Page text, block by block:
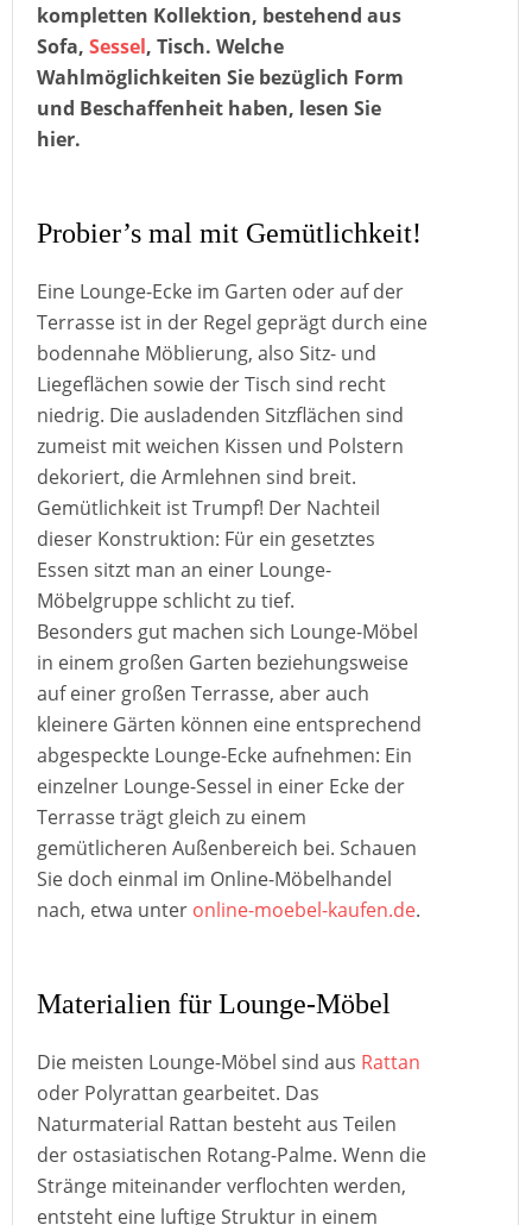
kompletten Kollektion, bestehend aus
Sofa, Sessel, Tisch. Welche
Wahlmöglichkeiten Sie bezüglich Form
und Beschaffenheit haben, lesen Sie
hier.
Probier’s mal mit Gemütlichkeit!
Eine Lounge-Ecke im Garten oder auf der
Terrasse ist in der Regel geprägt durch eine
bodennahe Möblierung, also Sitz- und
Liegeflächen sowie der Tisch sind recht
niedrig. Die ausladenden Sitzflächen sind
zumeist mit weichen Kissen und Polstern
dekoriert, die Armlehnen sind breit.
Gemütlichkeit ist Trumpf! Der Nachteil
dieser Konstruktion: Für ein gesetztes
Essen sitzt man an einer Lounge-
Möbelgruppe schlicht zu tief.
Besonders gut machen sich Lounge-Möbel
in einem großen Garten beziehungsweise
auf einer großen Terrasse, aber auch
kleinere Gärten können eine entsprechend
abgespeckte Lounge-Ecke aufnehmen: Ein
einzelner Lounge-Sessel in einer Ecke der
Terrasse trägt gleich zu einem
gemütlicheren Außenbereich bei. Schauen
Sie doch einmal im Online-Möbelhandel
nach, etwa unter online-moebel-kaufen.de.
Materialien für Lounge-Möbel
Die meisten Lounge-Möbel sind aus Rattan
oder Polyrattan gearbeitet. Das
Naturmaterial Rattan besteht aus Teilen
der ostasiatischen Rotang-Palme. Wenn die
Stränge miteinander verflochten werden,
entsteht eine luftige Struktur in einem